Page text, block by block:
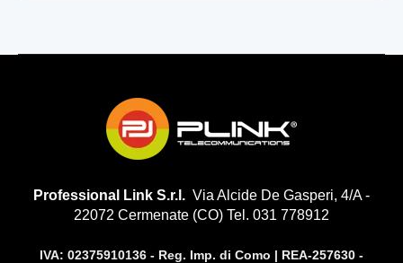
Professional Link S.r.l. Via Alcide De Gasperi, 4/A -
22072 Cermenate (CO) Tel. 031 778912
IVA: 02375910136 - Reg. Imp. di Como | REA-257630 -